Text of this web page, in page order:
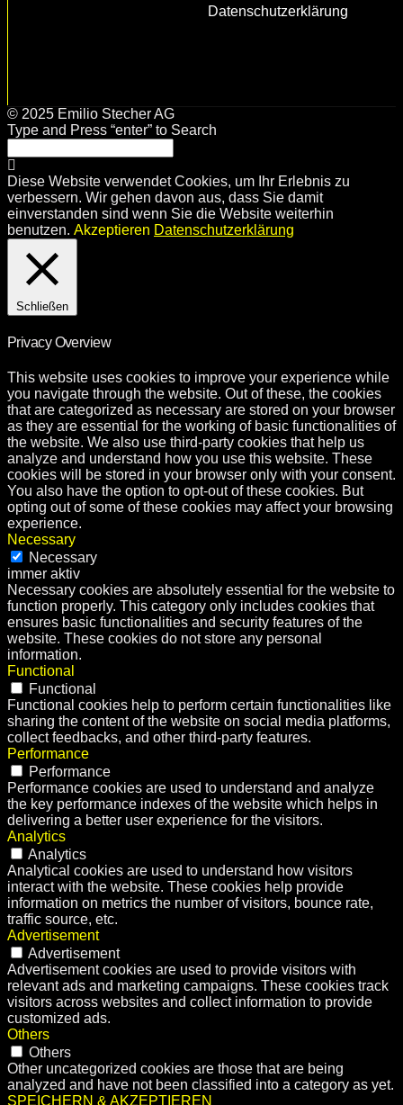
Datenschutzerklärung
© 2025 Emilio Stecher AG
Type and Press “enter” to Search
Diese Website verwendet Cookies, um Ihr Erlebnis zu
verbessern. Wir gehen davon aus, dass Sie damit
einverstanden sind wenn Sie die Website weiterhin
benutzen. Akzeptieren Datenschutzerklärung
Schließen
Privacy Overview
This website uses cookies to improve your experience while
you navigate through the website. Out of these, the cookies
that are categorized as necessary are stored on your browser
as they are essential for the working of basic functionalities of
the website. We also use third-party cookies that help us
analyze and understand how you use this website. These
cookies will be stored in your browser only with your consent.
You also have the option to opt-out of these cookies. But
opting out of some of these cookies may affect your browsing
experience.
Necessary
Necessary
immer aktiv
Necessary cookies are absolutely essential for the website to
function properly. This category only includes cookies that
ensures basic functionalities and security features of the
website. These cookies do not store any personal
information.
Functional
Functional
Functional cookies help to perform certain functionalities like
sharing the content of the website on social media platforms,
collect feedbacks, and other third-party features.
Performance
Performance
Performance cookies are used to understand and analyze
the key performance indexes of the website which helps in
delivering a better user experience for the visitors.
Analytics
Analytics
Analytical cookies are used to understand how visitors
interact with the website. These cookies help provide
information on metrics the number of visitors, bounce rate,
traffic source, etc.
Advertisement
Advertisement
Advertisement cookies are used to provide visitors with
relevant ads and marketing campaigns. These cookies track
visitors across websites and collect information to provide
customized ads.
Others
Others
Other uncategorized cookies are those that are being
analyzed and have not been classified into a category as yet.
SPEICHERN & AKZEPTIEREN